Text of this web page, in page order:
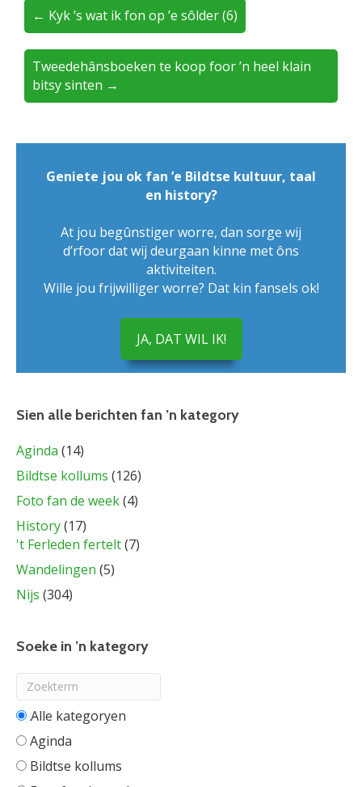
← Kyk ’s wat ik fon op ’e sôlder (6)
Tweedehânsboeken te koop foor ’n heel klain
bitsy sinten →
Geniete jou ok fan ’e Bildtse kultuur, taal
en history?
At jou begûnstiger worre, dan sorge wij
d’rfoor dat wij deurgaan kinne met ôns
aktiviteiten.
Wille jou frijwilliger worre? Dat kin fansels ok!
JA, DAT WIL IK!
Sien alle berichten fan ’n kategory
Aginda (14)
Bildtse kollums (126)
Foto fan de week(4)
History(17)
't Ferleden fertelt(7)
Wandelingen (5)
Nijs (304)
Soeke in ’n kategory
Alle categorieën
Aginda
Bildtse kollums